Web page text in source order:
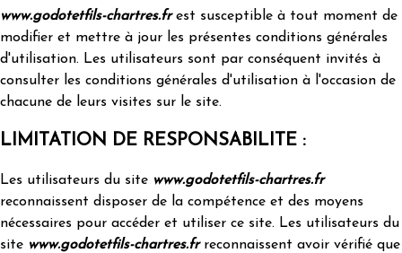
www.godotetfils-chartres.frest susceptible à tout moment de
modifier et mettre à jour les présentes conditions générales
d'utilisation. Les utilisateurs sont par conséquent invités à
consulter les conditions générales d'utilisation à l'occasion de
chacune de leurs visites sur le site.
LIMITATION DE RESPONSABILITE :
Les utilisateurs du site www.godotetfils-chartres.fr
reconnaissent disposer de la compétence et des moyens
nécessaires pour accéder et utiliser ce site. Les utilisateurs du
site www.godotetfils-chartres.frreconnaissent avoir vérifié que